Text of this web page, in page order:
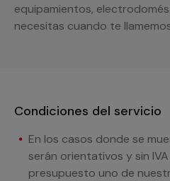
equipamientos,
necesitas cuando te
Condiciones del servicio
En los casos donde se
serán orientativos y sin
presupuesto uno de